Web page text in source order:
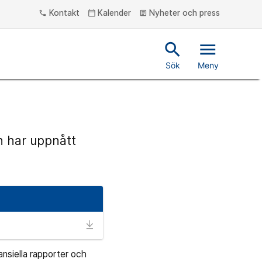
phone Kontakt calendar_today Kalender article Nyheter och press
search
Sök
menu
Meny
har uppnått
rapporter och